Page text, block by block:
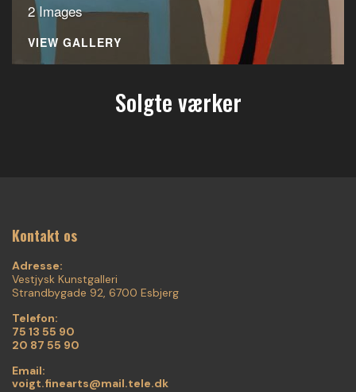
2 Images
VIEW GALLERY
Solgte værker
Kontakt os
Adresse:
Vestjysk Kunstgalleri
Strandbygade 92, 6700 Esbjerg
Telefon:
75 13 55 90
20 87 55 90
Email:
voigt.finearts@mail.tele.dk